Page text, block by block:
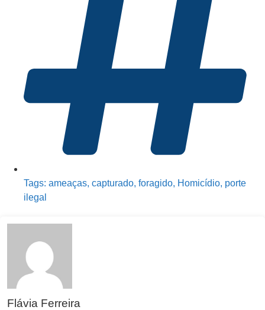
Tags: ameaças, capturado, foragido, Homicídio, porte
ilegal
Flávia Ferreira